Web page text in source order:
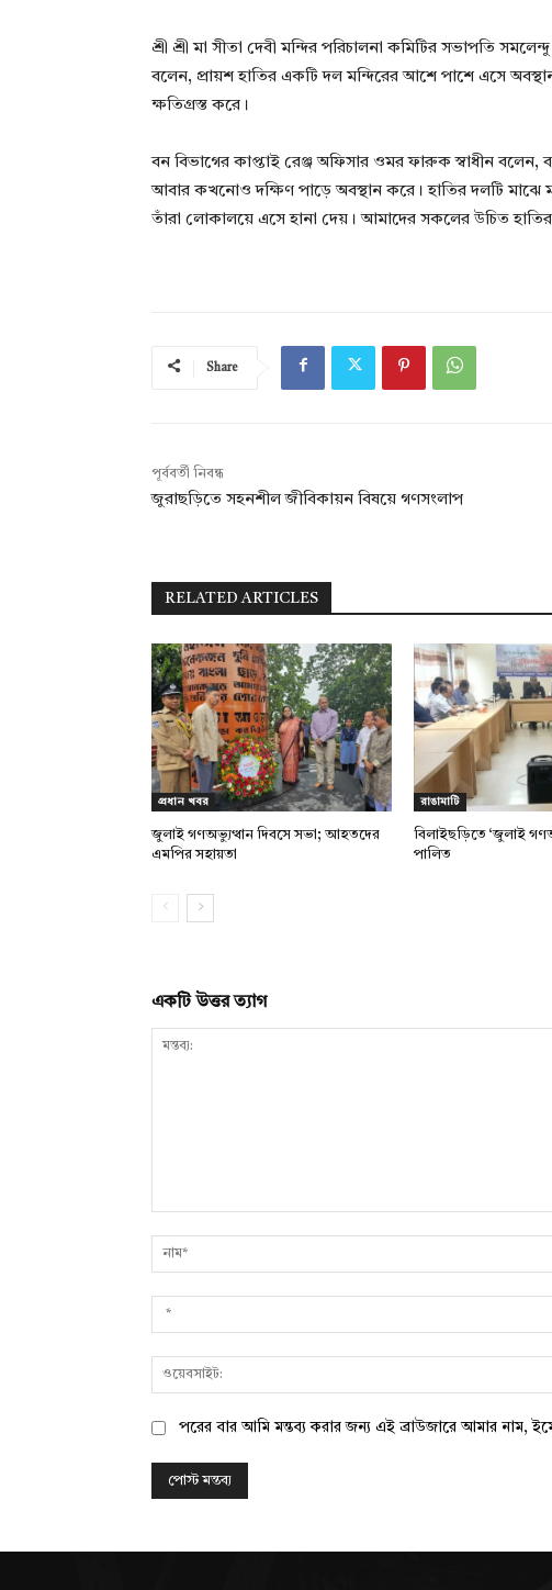
শ্রী শ্রী মা সীতা দেবী মন্দির পরিচালনা কমিটির সভাপতি
বলেন, প্রায়শ হাতির একটি দল মন্দিরের আশে পাশে এসে
ক্ষতিগ্রস্ত করে।
বন বিভাগের কাপ্তাই রেঞ্জ অফিসার ওমর ফারুক স্বাধীন
আবার কখনোও দক্ষিণ পাড়ে অবস্থান করে। হাতির দলটি মাঝে
তাঁরা লোকালয়ে এসে হানা দেয়। আমাদের সকলের উচিত
Share
পূর্ববর্তী নিবন্ধ
জুরাছড়িতে সহনশীল জীবিকায়ন বিষয়ে গণসংলাপ
RELATED ARTICLES
প্রধান খবর
জুলাই গণঅভ্যুত্থান দিবসে সভা; আহতদের
এমপির সহায়তা
রাঙামাটি
বিলাইছড়িতে ‘জুলাই
পালিত
একটি উত্তর ত্যাগ
পরের বার আমি মন্তব্য করার জন্য এই ব্রাউজারে আমার নাম,